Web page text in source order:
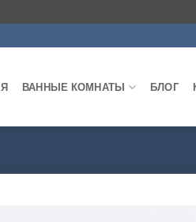
ВАННЫЕ КОМНАТЫ БЛОГ